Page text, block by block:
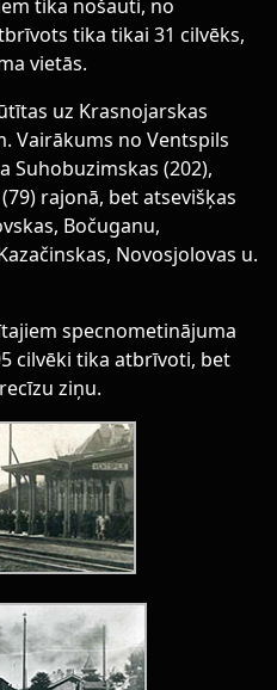
tika nošauti, no
tika tikai 31 cilvēks,
vietās.
uz Krasnojarskas
Vairākums no Ventspils
Suhobuzimskas (202),
rajonā, bet atsevišķas
Bočuganu,
Novosjolovas u.
specnometinājuma
cilvēki tika atbrīvoti, bet
ziņu.